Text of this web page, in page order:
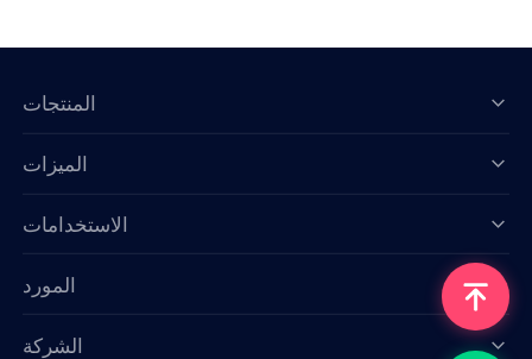
المنتجات
الميزات
الاستخدامات
المورد
الشركة